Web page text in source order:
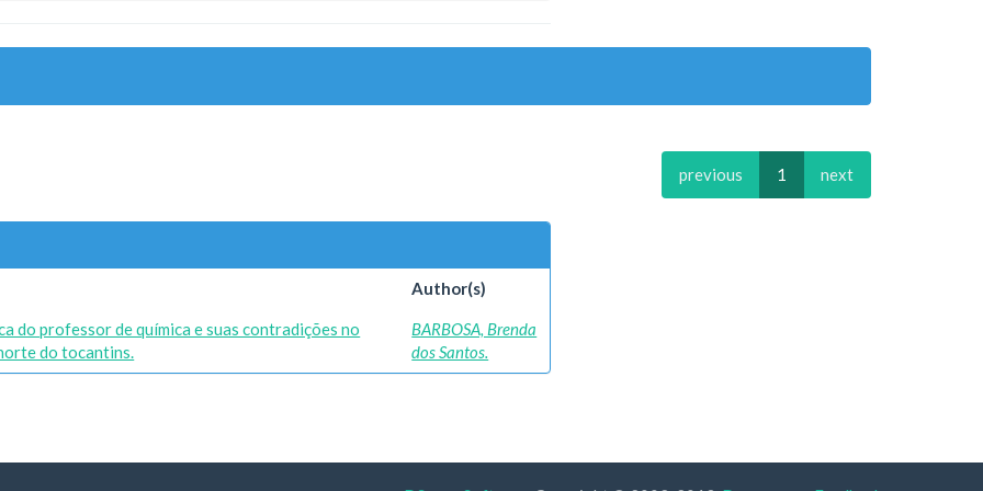
previous 1 next
Author(s)
do professor de química e suas contradições no
do tocantins.
BARBOSA, Brenda
dos Santos.